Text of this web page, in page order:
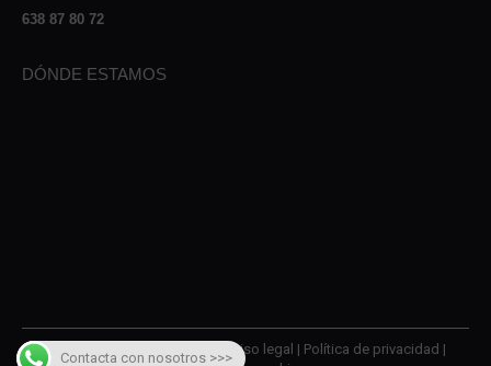
638 87 80 72
DÓNDE ESTAMOS
© 2026 AMQM Recambios | Aviso legal | Política de privacidad |
Contacta con nosotros >>>